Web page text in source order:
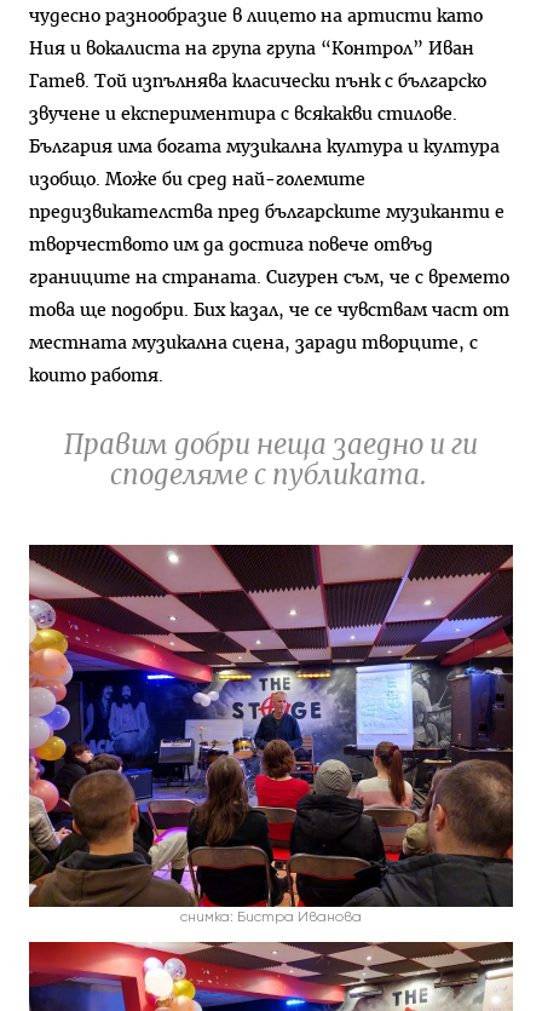
чудесно разнообразие в лицето на артисти като
Ния и вокалиста на група група “Контрол” Иван
Гатев. Той изпълнява класически пънк с българско
звучене и експериментира с всякакви стилове.
България има богата музикална култура и култура
изобщо. Може би сред най-големите
предизвикателства пред българските музиканти е
творчеството им да достига повече отвъд
границите на страната. Сигурен съм, че с времето
това ще подобри. Бих казал, че се чувствам част от
местната музикална сцена, заради творците, с
които работя.
Правим добри неща заедно и ги
споделяме с публиката.
снимка: Бистра Иванова